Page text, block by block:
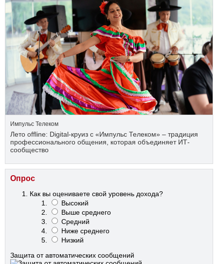
Импульс Телеком
Лето offline: Digital-круиз с «Импульс Телеком» – традиция
профессионального общения, которая объединяет ИТ-
сообщество
Опрос
Как вы оцениваете свой уровень дохода?
Высокий
Выше среднего
Средний
Ниже среднего
Низкий
Защита от автоматических сообщений